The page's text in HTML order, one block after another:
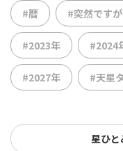
#暦 #突然です
#2023年 #2024
#2027年 #天星
星ひと